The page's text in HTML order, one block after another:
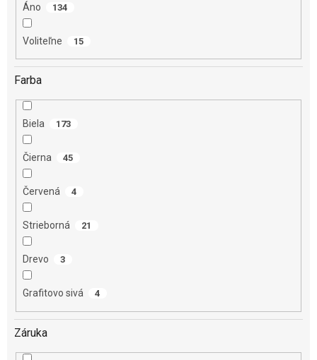
Farba
Biela 173
Čierna 45
Červená 4
Strieborná 21
Drevo 3
Grafitovo sivá 4
Áno 134
Voliteľne 15
Záruka